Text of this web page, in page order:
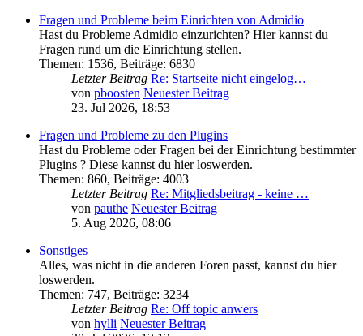
Fragen und Probleme beim Einrichten von Admidio
Hast du Probleme Admidio einzurichten? Hier kannst du
Fragen rund um die Einrichtung stellen.
Themen: 1536, Beiträge: 6830
Letzter Beitrag Re: Startseite nicht eingelog…
von pboosten Neuester Beitrag
23. Jul 2026, 18:53
Fragen und Probleme zu den Plugins
Hast du Probleme oder Fragen bei der Einrichtung bestimmter
Plugins ? Diese kannst du hier loswerden.
Themen: 860, Beiträge: 4003
Letzter Beitrag Re: Mitgliedsbeitrag - keine …
von pauthe Neuester Beitrag
5. Aug 2026, 08:06
Sonstiges
Alles, was nicht in die anderen Foren passt, kannst du hier
loswerden.
Themen: 747, Beiträge: 3234
Letzter Beitrag Re: Off topic anwers
von hylli Neuester Beitrag